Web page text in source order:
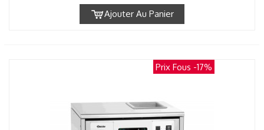
Ajouter Au Panier
Prix Fous -17%